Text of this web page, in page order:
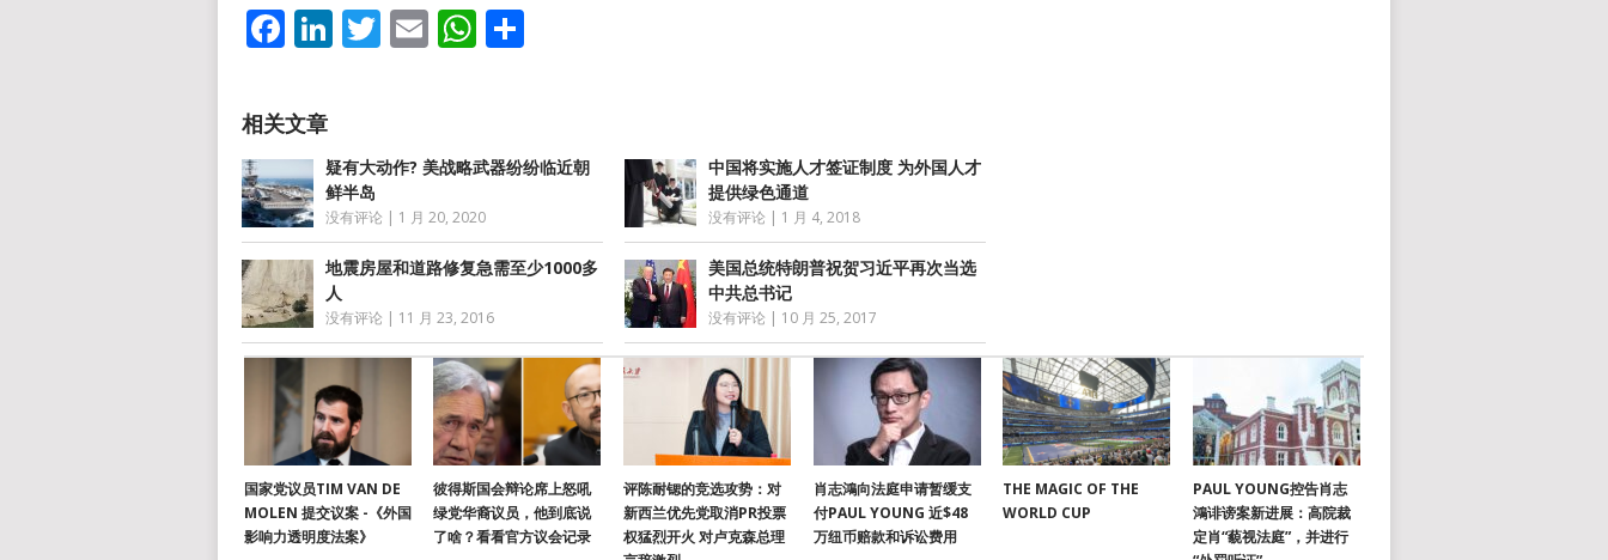
Facebook
LinkedIn
Twitter
EmailWhatsApp
疑有大动作? 美战略武器纷纷临近朝
鲜半岛
没有评论 | 1 月 20, 2020
中国将实施人才签证制度 为外国人才
提供绿色通道
没有评论 | 1 月 4, 2018
地震房屋和道路修复急需至少1000多
人
没有评论 | 11 月 23, 2016
美国总统特朗普祝贺习近平再次当选
中共总书记
没有评论 | 10 月 25, 2017
国家党议员TIM VAN DE
MOLEN 提交议案 -《外国
影响力透明度法案》
彼得斯国会辩论席上怒吼
绿党华裔议员，他到底说
了啥？看看官方议会记录
评陈耐锶的竞选攻势：对
新西兰优先党取消PR投票
权猛烈开火 对卢克森总理
肖志鴻向法庭申请暂缓支
付PAUL YOUNG 近$48
万纽币赔款和诉讼费用
THE MAGIC OF THE
WORLD CUP
PAUL YOUNG控告肖志
鴻诽谤案新进展：高院裁
定肖“藐视法庭”，并进行